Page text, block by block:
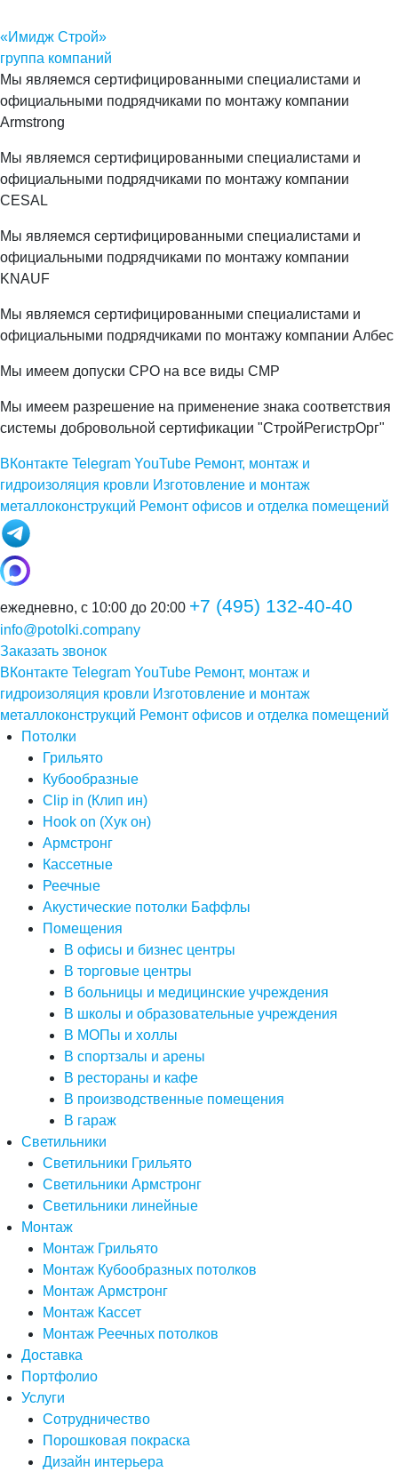
«Имидж Строй»
группа компаний
Мы являемся сертифицированными специалистами и
официальными подрядчиками по монтажу компании
Armstrong
Мы являемся сертифицированными специалистами и
официальными подрядчиками по монтажу компании
CESAL
Мы являемся сертифицированными специалистами и
официальными подрядчиками по монтажу компании
KNAUF
Мы являемся сертифицированными специалистами и
официальными подрядчиками по монтажу компании Албес
Мы имеем допуски СРО на все виды СМР
Мы имеем разрешение на применение знака соответствия
системы добровольной сертификации "СтройРегистрОрг"
ВКонтакте Telegram YouTube Ремонт, монтаж и
гидроизоляция кровли Изготовление и монтаж
металлоконструкций Ремонт офисов и отделка помещений
ежедневно, с 10:00 до 20:00 +7 (495) 132-40-40
info@potolki.company
Заказать звонок
ВКонтакте Telegram YouTube Ремонт, монтаж и
гидроизоляция кровли Изготовление и монтаж
металлоконструкций Ремонт офисов и отделка помещений
Потолки
Грильято
Кубообразные
Clip in (Клип ин)
Hook on (Хук он)
Армстронг
Кассетные
Реечные
Акустические потолки Баффлы
Помещения
В офисы и бизнес центры
В торговые центры
В больницы и медицинские учреждения
В школы и образовательные учреждения
В МОПы и холлы
В спортзалы и арены
В рестораны и кафе
В производственные помещения
В гараж
Светильники
Светильники Грильято
Светильники Армстронг
Светильники линейные
Монтаж
Монтаж Грильято
Монтаж Кубообразных потолков
Монтаж Армстронг
Монтаж Кассет
Монтаж Реечных потолков
Доставка
Портфолио
Услуги
Сотрудничество
Порошковая покраска
Дизайн интерьера